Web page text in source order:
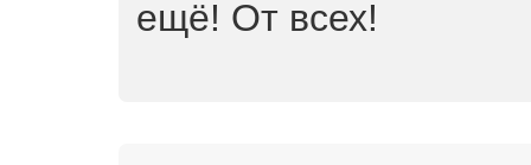
ещё! От всех!